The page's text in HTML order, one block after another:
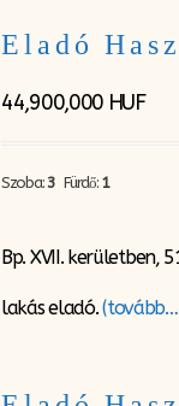
Eladó
44,900,000 HUF
Szoba:3 Fürdő: 1
Bp. XVII. kerületben,
lakás eladó.